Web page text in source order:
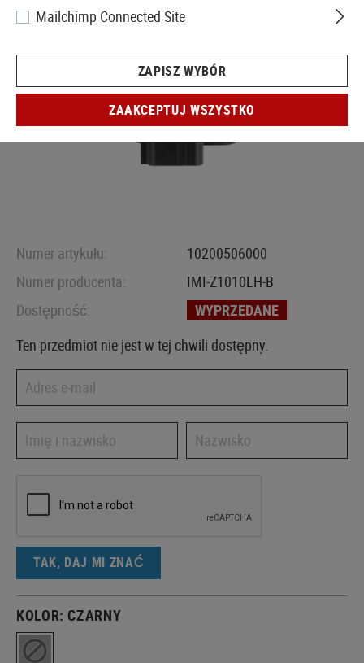
Numer artykułu:
10200506000
Numer producenta:
IMI-Z1010LH-B
Dostępność:
WYPRZEDANE
Ten przedmiot nie jest w tej chwili dostępny.
TAK, DAJ MI ZNAĆ
KOLOR: CZARNY
Mailchimp Connected Site
ZAPISZ WYBÓR
ZAAKCEPTUJ WSZYSTKO